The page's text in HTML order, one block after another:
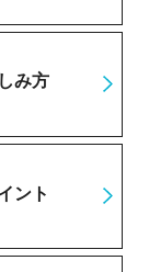
み方
ント